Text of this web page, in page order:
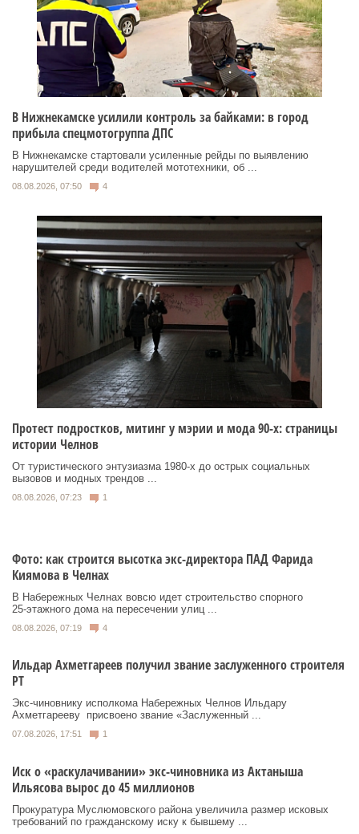
В Нижнекамске усилили контроль за байками: в город
прибыла спецмотогруппа ДПС
В Нижнекамске стартовали усиленные рейды по выявлению
нарушителей среди водителей мототехники, об ...
08.08.2026, 07:50 4
Протест подростков, митинг у мэрии и мода 90-х: страницы
истории Челнов
От туристического энтузиазма 1980‑х до острых социальных
вызовов и модных трендов ...
08.08.2026, 07:23 1
Фото: как строится высотка экс-директора ПАД Фарида
Киямова в Челнах
В Набережных Челнах вовсю идет строительство спорного
25‑этажного дома на пересечении улиц ...
08.08.2026, 07:19 4
Ильдар Ахметгареев получил звание заслуженного строителя
РТ
Экс‑чиновнику исполкома Набережных Челнов Ильдару
Ахметгарееву присвоено звание «Заслуженный ...
07.08.2026, 17:51 1
Иск о «раскулачивании» экс-чиновника из Актаныша
Ильясова вырос до 45 миллионов
Прокуратура Муслюмовского района увеличила размер исковых
требований по гражданскому иску к бывшему ...